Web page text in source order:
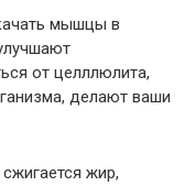
мышцы в
от целллюлита,
делают ваши
жир,